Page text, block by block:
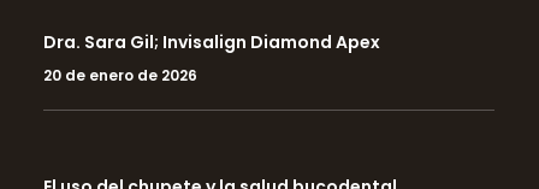
Dra. Sara Gil; Invisalign Diamond Apex
20 de enero de 2026